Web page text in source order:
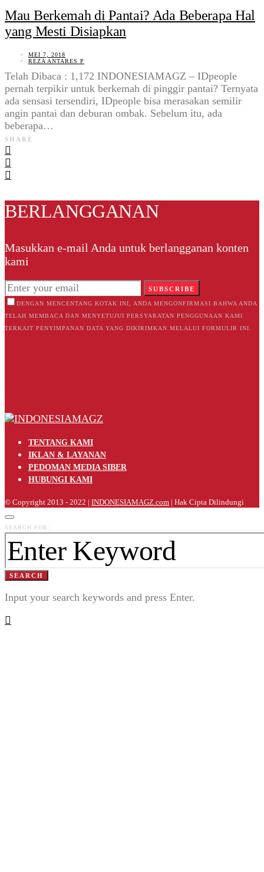
Mau Berkemah di Pantai? Ada Beberapa Hal
yang Mesti Disiapkan
MEI 7, 2018
REZA ANTARES P
Telah Dibaca : 1,172 INDONESIAMAGZ – IDpeople
pernah terpikir untuk berkemah di pinggir pantai? Ternyata
ada sensasi tersendiri, IDpeople bisa merasakan semilir
angin pantai dan deburan ombak. Sebelum itu, ada
beberapa…
SHARE
BERLANGGANAN
Masukkan e-mail Anda untuk berlangganan konten
kami
SUBSCRIBE
DENGAN MENCENTANG KOTAK INI, ANDA MENGONFIRMASI BAHWA ANDA
TELAH MEMBACA DAN MENYETUJUI PERSYARATAN PENGGUNAAN KAMI
TERKAIT PENYIMPANAN DATA YANG DIKIRIMKAN MELALUI FORMULIR INI.
TENTANG KAMI
IKLAN & LAYANAN
PEDOMAN MEDIA SIBER
HUBUNGI KAMI
© Copyright 2013 - 2022 | INDONESIAMAGZ.com | Hak Cipta Dilindungi
SEARCH FOR:
SEARCH
Input your search keywords and press Enter.